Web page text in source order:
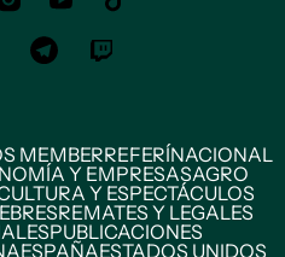
MEMBERREFERÍNACIONAL
Y EMPRESASAGRO
Y ESPECTÁCULOS
REMATES Y LEGALES
PUBLICACIONES
ESPAÑAESTADOS UNIDOS